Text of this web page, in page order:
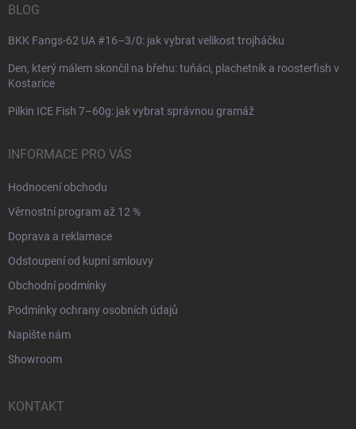
BLOG
BKK Fangs-62 UA #16–3/0: jak vybrat velikost trojháčku
Den, který málem skončil na břehu: tuňáci, plachetník a roosterfish v
Kostarice
Pilkin ICE Fish 7–60g: jak vybrat správnou gramáž
INFORMACE PRO VÁS
Hodnocení obchodu
Věrnostní program až 12 %
Doprava a reklamace
Odstoupení od kupní smlouvy
Obchodní podmínky
Podmínky ochrany osobních údajů
Napište nám
Showroom
KONTAKT